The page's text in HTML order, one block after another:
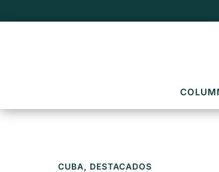
CUBA, DESTACADOS